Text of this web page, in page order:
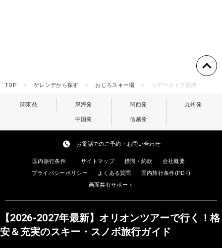
TOP ゲレンデから探す おじろスキー場 ツアータイプ選択
関東発 東海発 関西発 九州発
中国発 信越発
お電話でのご予約・お問い合わせ
国内旅行条件 サイトマップ 標識・約款
会社概要
プライバシーポリシー
よくある質問
国内旅行条件(PDF)
画面共有サポート
【2026-2027年最新】オリオンツアーで行く！格
安＆充実のスキー・スノボ旅行ガイド